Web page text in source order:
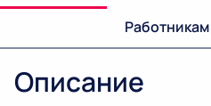
Описание